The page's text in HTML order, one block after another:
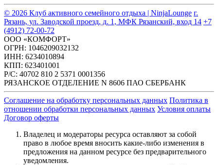
© 2026 Клуб активного семейного отдыха | NinjaLounge г.
Рязань, ул. Заводской проезд, д. 1, МФК Рязанский, вход 14 +7
(4912) 72-00-72
ООО «КОМФОРТ»
ОГРН: 1046209032132
ИНН: 6234010894
КПП: 623401001
Р/С: 40702 810 2 5371 0001356
РЯЗАНСКОЕ ОТДЕЛЕНИЕ N 8606 ПАО СБЕРБАНК
Соглашение на обработку персональных данных Политика в
отношении обработки персональных данных Условия оплаты
Договор оферты
Владелец и модераторы ресурса оставляют за собой
право в любое время вносить какие-либо изменения в
предложения на данном ресурсе без предварительного
уведомления.